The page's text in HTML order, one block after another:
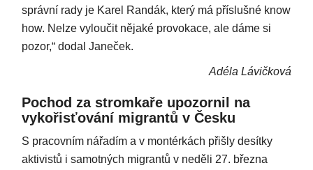
správní rady je Karel Randák, který má příslušné know
how. Nelze vyloučit nějaké provokace, ale dáme si
pozor,“ dodal Janeček.
Adéla Lávičková
Pochod za stromkaře upozornil na
vykořisťování migrantů v Česku
S pracovním nářadím a v montérkách přišly desítky
aktivistů i samotných migrantů v neděli 27. března